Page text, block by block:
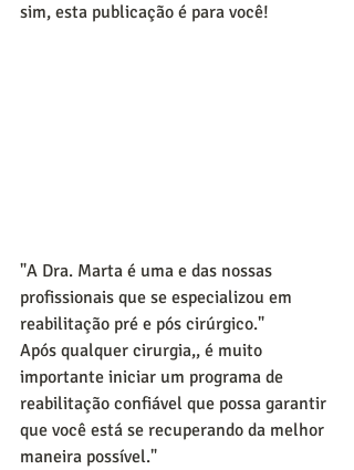
sim, esta publicação é para você!
"A Dra. Marta é uma e das nossas
profissionais que se especializou em
reabilitação pré e pós cirúrgico."
Após qualquer cirurgia,, é muito
importante iniciar um programa de
reabilitação confiável que possa garantir
que você está se recuperando da melhor
maneira possível."